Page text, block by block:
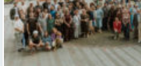
Valmieras teātris uzsāk 104. sezonu – par